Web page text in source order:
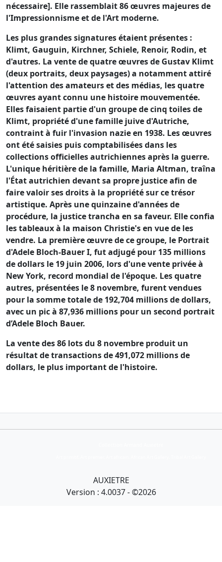
nécessaire]. Elle rassemblait 86 œuvres majeures de
l'Impressionnisme et de l'Art moderne.
Les plus grandes signatures étaient présentes :
Klimt, Gauguin, Kirchner, Schiele, Renoir, Rodin, et
d'autres. La vente de quatre œuvres de Gustav Klimt
(deux portraits, deux paysages) a notamment attiré
l'attention des amateurs et des médias, les quatre
œuvres ayant connu une histoire mouvementée.
Elles faisaient partie d'un groupe de cinq toiles de
Klimt, propriété d'une famille juive d'Autriche,
contraint à fuir l'invasion nazie en 1938. Les œuvres
ont été saisies puis comptabilisées dans les
collections officielles autrichiennes après la guerre.
L'unique héritière de la famille, Maria Altman, traîna
l'État autrichien devant sa propre justice afin de
faire valoir ses droits à la propriété sur ce trésor
artistique. Après une quinzaine d'années de
procédure, la justice trancha en sa faveur. Elle confia
les tableaux à la maison Christie's en vue de les
vendre. La première œuvre de ce groupe, le Portrait
d'Adele Bloch-Bauer I, fut adjugé pour 135 millions
de dollars le 19 juin 2006, lors d'une vente privée à
New York, record mondial de l'époque. Les quatre
autres, présentées le 8 novembre, furent vendues
pour la somme totale de 192,704 millions de dollars,
avec un pic à 87,936 millions pour un second portrait
d’Adele Bloch Bauer.
La vente des 86 lots du 8 novembre produit un
résultat de transactions de 491,072 millions de
dollars, le plus important de l'histoire.
AUXIETRE
Version : 4.0037 - ©2026